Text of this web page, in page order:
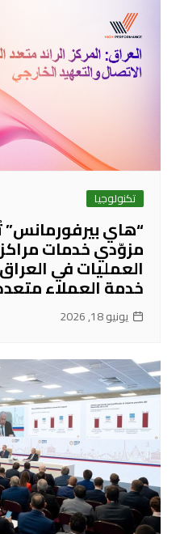
تكنولوجيا
“هاي
مزوّدي خدمات
العمليات في
خدمة العملاء
يونيو 18, 2026